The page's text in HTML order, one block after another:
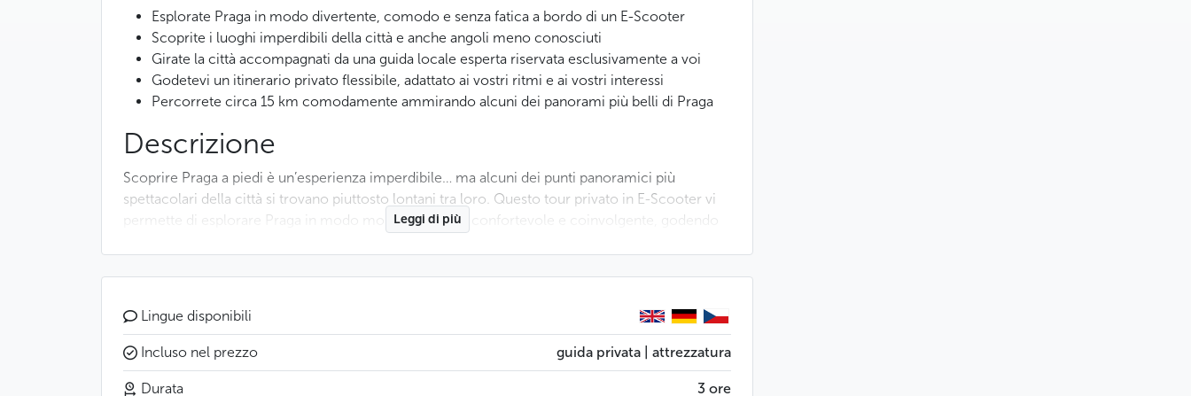
Esplorate Praga in modo divertente, comodo e senza fatica a bordo di un E-Scooter
Scoprite i luoghi imperdibili della città e anche angoli meno conosciuti
Girate la città accompagnati da una guida locale esperta riservata esclusivamente a voi
Godetevi un itinerario privato flessibile, adattato ai vostri ritmi e ai vostri interessi
Percorrete circa 15 km comodamente ammirando alcuni dei panorami più belli di Praga
Descrizione
Scoprire Praga a piedi è un’esperienza imperdibile… ma alcuni dei punti panoramici più
spettacolari della città si trovano piuttosto lontani tra loro. Questo tour privato in E-Scooter vi
permette di esplorare Praga in modo molto più fluido, confortevole e coinvolgente, godendo
accoglierà e vi spiegherà rapidamente il funzionamento degli E-Scooter prima della partenza.
In pochi minuti, le strade acciottolate, le facciate storiche e le colline verdi di Praga
diventeranno il vostro terreno di scoperta.
Grazie al formato privato, il ritmo del tour si adatta naturalmente alle vostre preferenze. Alcuni
Leggi di più
Lingue disponibili
Incluso nel prezzo guida privata | attrezzatura
Durata 3 ore